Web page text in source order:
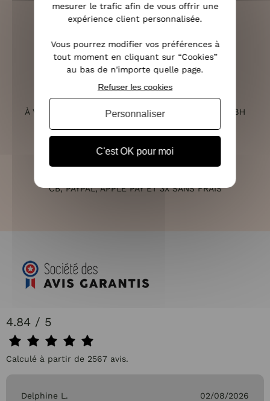
RETOURS SOUS 14 JOURS
SERVICE CLIENT
À VOTRE ÉCOUTE DU LUNDI AU SAMEDI DE 10H À 18H
CB, PAYPAL, APPLE PAY ET 3X SANS FRAIS
4.84 / 5
Calculé à partir de 2567 avis.
Delphine L. 02/08/2026
mesurer le trafic afin de vous offrir une
expérience client personnalisée.
Vous pourrez modifier vos préférences à
tout moment en cliquant sur “Cookies”
au bas de n'importe quelle page.
C'est OK pour moi
Refuser les cookies
Personnaliser